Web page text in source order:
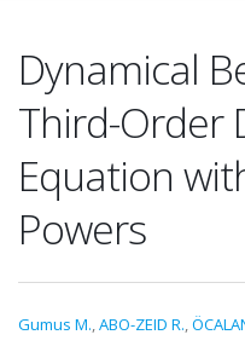
Dynamical
Third-Order
Equation
Powers
Gumus M.,ABO-ZEID R.,